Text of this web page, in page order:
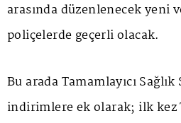
arasında düzenlenecek yeni
poliçelerde geçerli olacak.
Bu arada Tamamlayıcı
indirimlere ek olarak; ilk kez